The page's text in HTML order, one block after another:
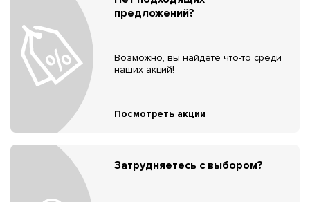
предложений?
Возможно, вы найдёте что-то среди
наших акций!
Посмотреть акции
Затрудняетесь с выбором?